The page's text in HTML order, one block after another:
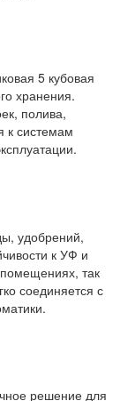
5 кубовая
хранения.
полива,
к системам
удобрений,
к УФ и
так
соединяется с
решение для